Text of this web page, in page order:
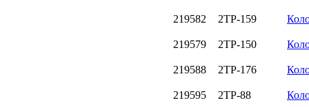
219582 2TP-159
219579 2TP-150
219588 2TP-176
219595 2TP-88